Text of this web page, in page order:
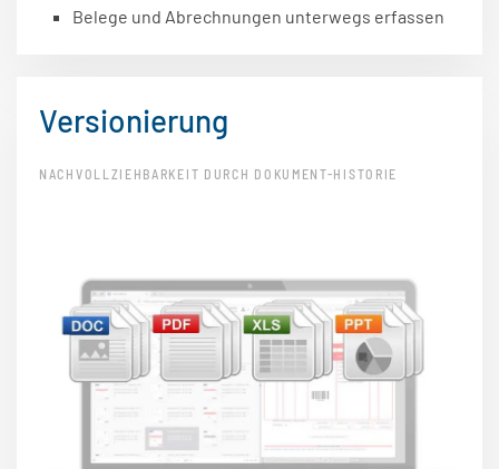
Belege und Abrechnungen unterwegs erfassen
Versionierung
NACHVOLLZIEHBARKEIT DURCH DOKUMENT-HISTORIE